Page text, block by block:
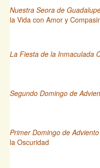
Nuestra Seora de
la Vida con Amor y
La Fiesta de la Inmaculada
Segundo Domingo de
Primer Domingo de Adviento
la Oscuridad